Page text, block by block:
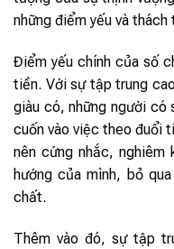
những điểm yếu và thách
Điểm yếu chính của số
tiền. Với sự tập trung
giàu có, những người
cuốn vào việc theo đuổi
nên cứng nhắc, nghiêm
hướng của mình, bỏ
chất.
Thêm vào đó, sự tập